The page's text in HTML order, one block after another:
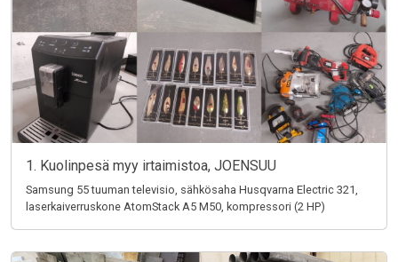
1. Kuolinpesä myy irtaimistoa, JOENSUU
Samsung 55 tuuman televisio, sähkösaha Husqvarna Electric 321,
laserkaiverruskone AtomStack A5 M50, kompressori (2 HP)